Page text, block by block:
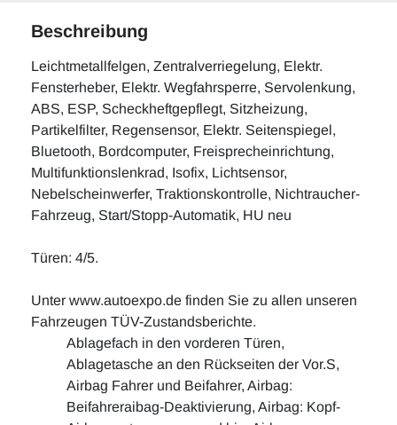
Beschreibung
Leichtmetallfelgen, Zentralverriegelung, Elektr.
Fensterheber, Elektr. Wegfahrsperre, Servolenkung,
ABS, ESP, Scheckheftgepflegt, Sitzheizung,
Partikelfilter, Regensensor, Elektr. Seitenspiegel,
Bluetooth, Bordcomputer, Freisprecheinrichtung,
Multifunktionslenkrad, Isofix, Lichtsensor,
Nebelscheinwerfer, Traktionskontrolle, Nichtraucher-
Fahrzeug, Start/Stopp-Automatik, HU neu
Türen: 4/5.
Unter www.autoexpo.de finden Sie zu allen unseren
Fahrzeugen TÜV-Zustandsberichte.
Ablagefach in den vorderen Türen,
Ablagetasche an den Rückseiten der Vor.S,
Airbag Fahrer und Beifahrer, Airbag:
Beifahreraibag-Deaktivierung, Airbag: Kopf-